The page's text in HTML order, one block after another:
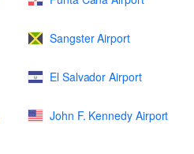
Sangster Airport
El Salvador Airport
John F. Kennedy Airport